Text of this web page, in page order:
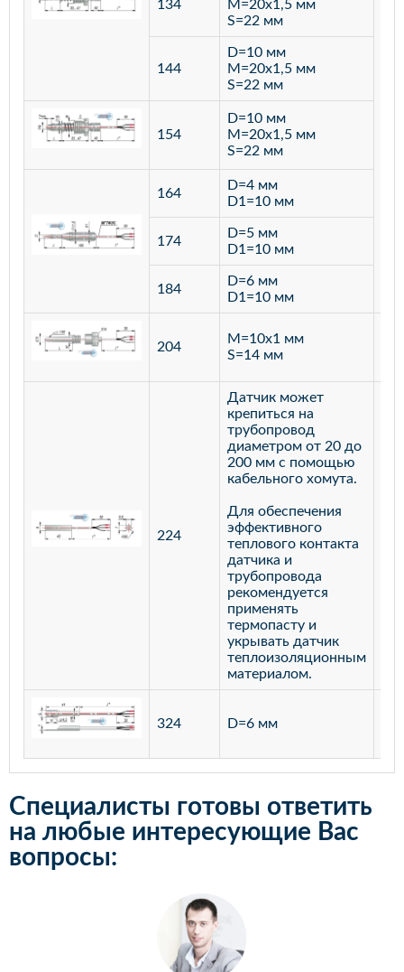
134
M=20х1,5 мм
S=22 мм
144
D=10 мм
M=20х1,5 мм
S=22 мм
154
D=10 мм
M=20х1,5 мм
S=22 мм
164
D=4 мм
D1=10 мм
174
D=5 мм
D1=10 мм
184
D=6 мм
D1=10 мм
204
M=10х1 мм
S=14 мм
224
Датчик может
крепиться на
трубопровод
диаметром от 20 до
200 мм с помощью
кабельного хомута.
Для обеспечения
эффективного
теплового контакта
датчика и
трубопровода
рекомендуется
применять
термопасту и
укрывать датчик
теплоизоляционным
материалом.
324 D=6 мм
Специалисты готовы ответить
на любые интересующие Вас
вопросы: